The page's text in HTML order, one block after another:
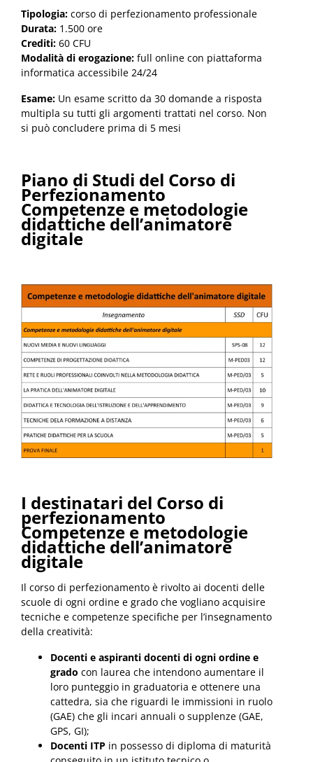
Tipologia: corso di perfezionamento professionale
Durata: 1.500 ore
Crediti: 60 CFU
Modalità di erogazione: full online con piattaforma
informatica accessibile 24/24
Esame: Un esame scritto da 30 domande a risposta
multipla su tutti gli argomenti trattati nel corso. Non
si può concludere prima di 5 mesi
Piano di Studi del Corso di
Perfezionamento
Competenze e metodologie
didattiche dell’animatore
digitale
I destinatari del Corso di
perfezionamento
Competenze e metodologie
didattiche dell’animatore
digitale
Il corso di perfezionamento è rivolto ai docenti delle
scuole di ogni ordine e grado che vogliano acquisire
tecniche e competenze specifiche per l’insegnamento
della creatività:
Docenti e aspiranti docenti di ogni ordine e
grado con laurea che intendono aumentare il
loro punteggio in graduatoria e ottenere una
cattedra, sia che riguardi le immissioni in ruolo
(GAE) che gli incari annuali o supplenze (GAE,
GPS, GI);
Docenti ITP in possesso di diploma di maturità